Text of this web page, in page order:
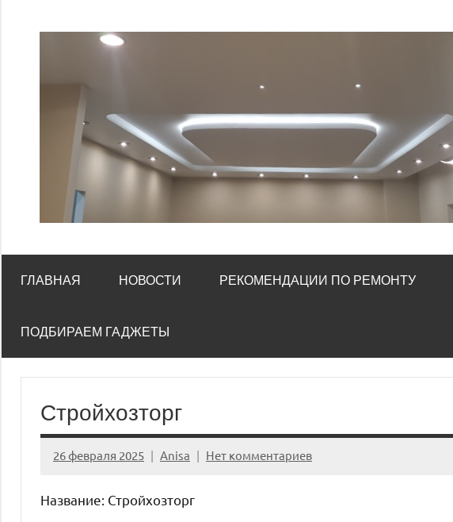
ГЛАВНАЯ НОВОСТИ РЕКОМЕНДАЦИИ ПО РЕМОНТУ
ПОДБИРАЕМ ГАДЖЕТЫ
Стройхозторг
26 февраля 2025 Anisa Нет комментариев
Название: Стройхозторг